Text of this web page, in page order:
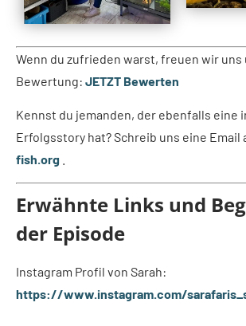
Wenn du zufrieden warst, freuen wir uns
Bewertung: JETZT Bewerten
Kennst du jemanden, der ebenfalls eine
Erfolgsstory hat? Schreib uns eine Email
fish.org
Erwähnte Links und
der Episode
Instagram Profil von Sarah:
https://www.instagram.com/